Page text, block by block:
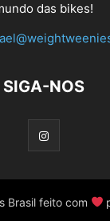
das bikes!
SIGA-NOS
Brasil feito com